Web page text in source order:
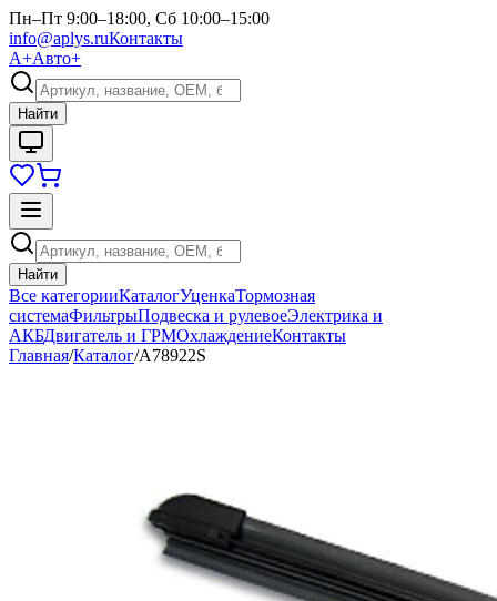
Пн–Пт 9:00–18:00, Сб 10:00–15:00
info@aplys.ruКонтакты
А+Авто+
Найти
Найти
Все категорииКаталогУценкаТормозная
системаФильтрыПодвеска и рулевоеЭлектрика и
АКБДвигатель и ГРМОхлаждениеКонтакты
Главная/Каталог/A78922S